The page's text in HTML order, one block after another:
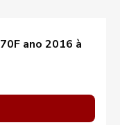
ano 2016 à